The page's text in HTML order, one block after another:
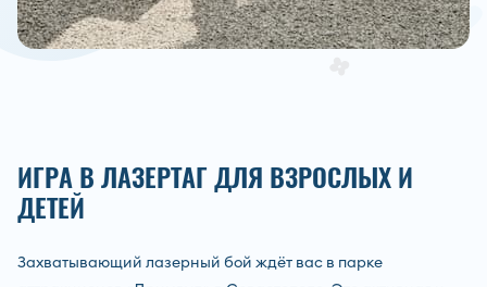
ИГРА В ЛАЗЕРТАГ ДЛЯ ВЗРОСЛЫХ И
ДЕТЕЙ
Захватывающий лазерный бой ждёт вас в парке